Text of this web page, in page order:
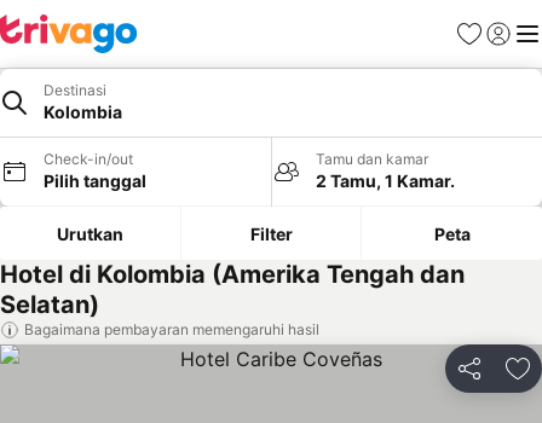
FavoritLogin
Destinasi
Kolombia
Check-in/out
Pilih tanggal
Tamu dan kamar
2 Tamu, 1 Kamar.
Urutkan Filter Peta
Hotel di Kolombia (Amerika Tengah dan
Selatan)
Bagaimana pembayaran memengaruhi hasil
Bagikan